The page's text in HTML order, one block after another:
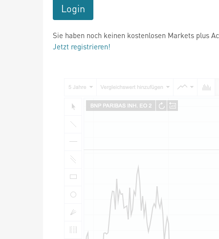
Login
Sie haben noch keinen kostenlosen Markets plus
Jetzt registrieren!